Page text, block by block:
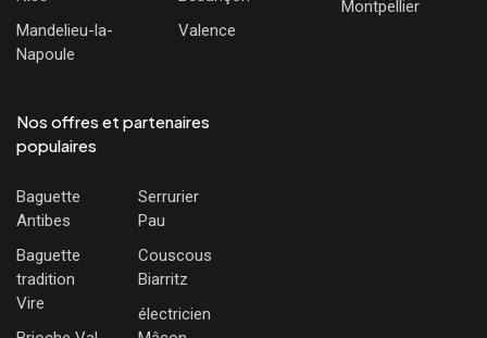
Mandelieu-la-
Napoule
Valence
Montpellier
Nos offres et partenaires
populaires
Baguette
Antibes
Baguette
tradition
Vire
Serrurier
Pau
Couscous
Biarritz
électricien